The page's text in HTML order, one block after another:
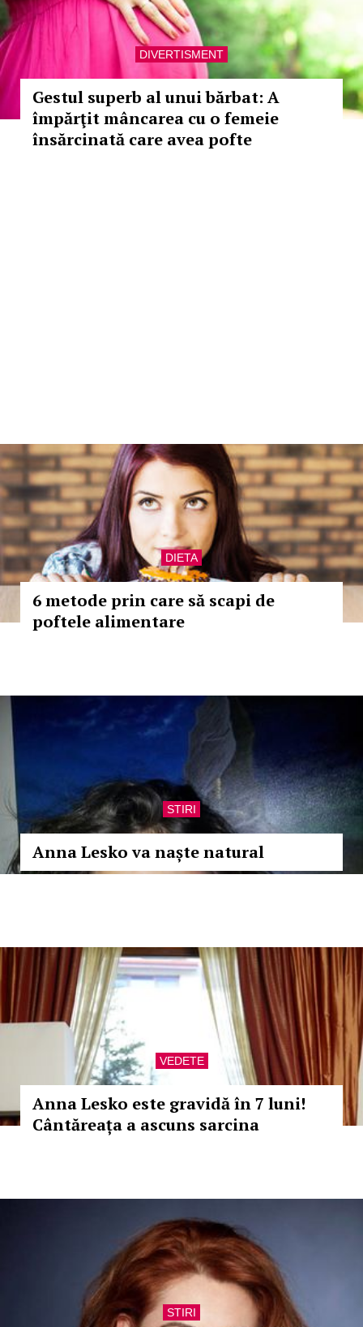
DIVERTISMENT
Gestul superb al unui bărbat: A
împărţit mâncarea cu o femeie
însărcinată care avea pofte
DIETA
6 metode prin care să scapi de
poftele alimentare
STIRI
Anna Lesko va naște natural
VEDETE
Anna Lesko este gravidă în 7 luni!
Cântăreața a ascuns sarcina
STIRI